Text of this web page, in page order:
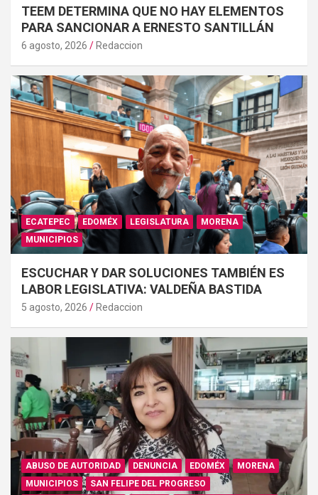
TEEM DETERMINA QUE NO HAY ELEMENTOS
PARA SANCIONAR A ERNESTO SANTILLÁN
6 agosto, 2026 Redaccion
ECATEPEC EDOMÉX LEGISLATURA
MORENA
MUNICIPIOS
ESCUCHAR Y DAR SOLUCIONES TAMBIÉN ES
LABOR LEGISLATIVA: VALDEÑA BASTIDA
5 agosto, 2026 Redaccion
ABUSO DE AUTORIDAD DENUNCIA EDOMÉX
MORENA
MUNICIPIOS
SAN FELIPE DEL PROGRESO